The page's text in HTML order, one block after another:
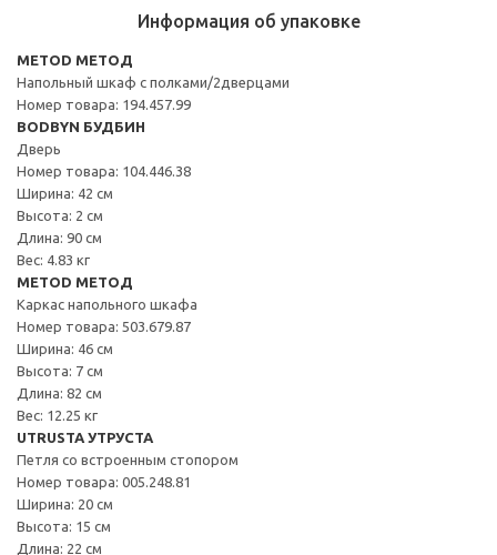
Информация об упаковке
METOD МЕТОД
Напольный шкаф с полками/2дверцами
Номер товара: 194.457.99
BODBYN БУДБИН
Дверь
Номер товара: 104.446.38
Ширина: 42 см
Высота: 2 см
Длина: 90 см
Вес: 4.83 кг
METOD МЕТОД
Каркас напольного шкафа
Номер товара: 503.679.87
Ширина: 46 см
Высота: 7 см
Длина: 82 см
Вес: 12.25 кг
UTRUSTA УТРУСТА
Петля со встроенным стопором
Номер товара: 005.248.81
Ширина: 20 см
Высота: 15 см
Длина: 22 см